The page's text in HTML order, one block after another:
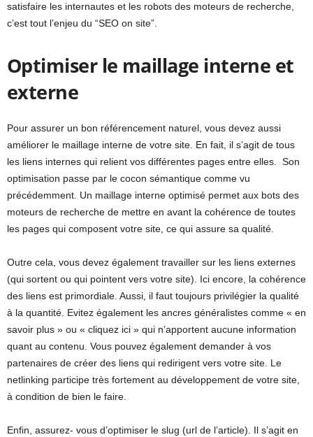
satisfaire les internautes et les robots des moteurs de recherche,
c’est tout l’enjeu du “SEO on site”.
Optimiser le maillage interne et
externe
Pour assurer un bon référencement naturel, vous devez aussi
améliorer le maillage interne de votre site. En fait, il s’agit de tous
les liens internes qui relient vos différentes pages entre elles. Son
optimisation passe par le cocon sémantique comme vu
précédemment. Un maillage interne optimisé permet aux bots des
moteurs de recherche de mettre en avant la cohérence de toutes
les pages qui composent votre site, ce qui assure sa qualité.
Outre cela, vous devez également travailler sur les liens externes
(qui sortent ou qui pointent vers votre site). Ici encore, la cohérence
des liens est primordiale. Aussi, il faut toujours privilégier la qualité
à la quantité. Evitez également les ancres généralistes comme « en
savoir plus » ou « cliquez ici » qui n’apportent aucune information
quant au contenu. Vous pouvez également demander à vos
partenaires de créer des liens qui redirigent vers votre site. Le
netlinking participe très fortement au développement de votre site,
à condition de bien le faire.
Enfin, assurez- vous d’optimiser le slug (url de l’article). Il s’agit en